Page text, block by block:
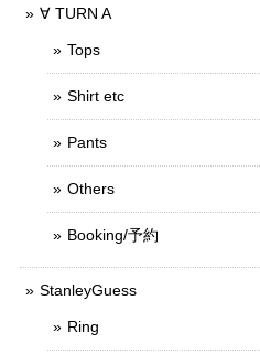
∀ TURN A
Tops
Shirt etc
Pants
Others
Booking/予約
StanleyGuess
Ring